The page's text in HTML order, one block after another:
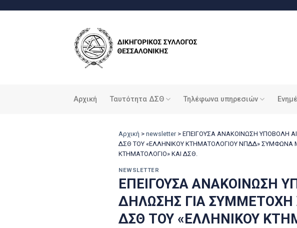
Αρχική Ταυτότητα ΔΣΘ Τηλέφωνα υπηρεσιών
Αρχική > newsletter > ΕΠΕΙΓΟΥΣΑ ΑΝΑΚΟΙΝΩΣΗ ΥΠΟΒΟΛΗ
ΔΣΘ ΤΟΥ «ΕΛΛΗΝΙΚΟΥ ΚΤΗΜΑΤΟΛΟΓΙΟΥ ΝΠΔΔ» ΣΥΜΦΩΝΑ
ΚΤΗΜΑΤΟΛΟΓΙΟ» ΚΑΙ ΔΣΘ.
NEWSLETTER
ΕΠΕΙΓΟΥΣΑ ΑΝΑΚΟΙΝΩΣΗ
ΔΗΛΩΣΗΣ ΓΙΑ
ΔΣΘ ΤΟΥ «ΕΛΛΗΝΙΚΟΥ